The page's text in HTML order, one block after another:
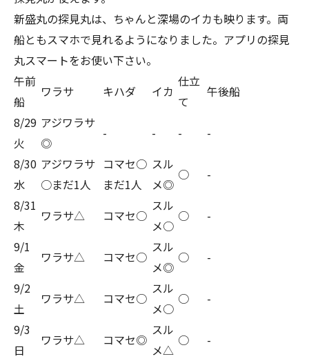
新盛丸の探見丸は、ちゃんと深場のイカも映ります。両
船ともスマホで見れるようになりました。アプリの探見
丸スマートをお使い下さい。
午前
船
ワラサ キハダ イカ
仕立
て
午後船
8/29
火
アジワラサ
◎
- - -
-
8/30
水
アジワラサ
○まだ1人
コマセ○
まだ1人
スル
メ◎
○
-
8/31
木
ワラサ△ コマセ○
スル
メ○
○
-
9/1
金
ワラサ△ コマセ○
スル
メ◎
○
-
9/2
土
ワラサ△ コマセ○
スル
メ○
○
-
9/3
日
ワラサ△ コマセ◎
スル
メ△
○
-